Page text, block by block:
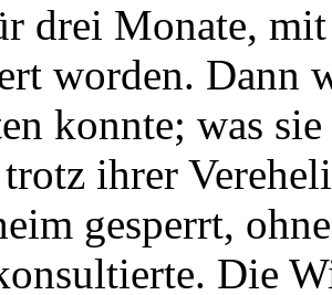
drei Monate,
worden. Dann
konnte; was
ihrer
gesperrt,
Die